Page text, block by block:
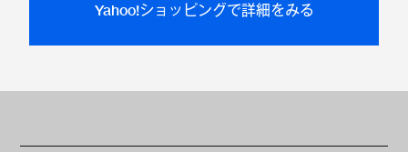
Yahoo!ショッピングで詳細をみる